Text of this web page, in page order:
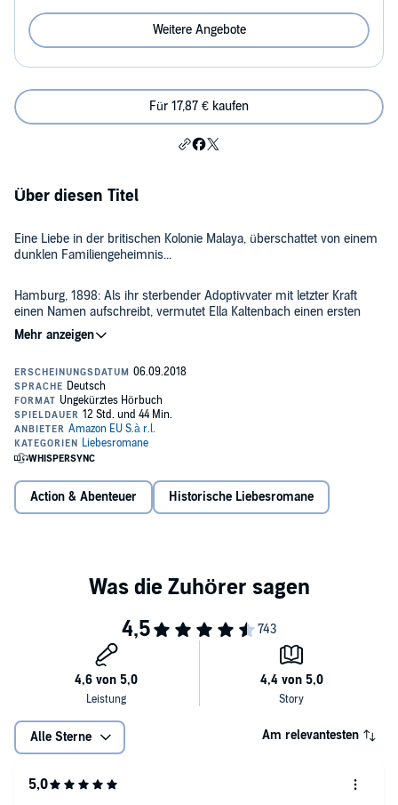
Weitere Angebote
Für 17,87 € kaufen
Über diesen Titel
Eine Liebe in der britischen Kolonie Malaya, überschattet von einem
dunklen Familiengeheimnis...
Hamburg, 1898: Als ihr sterbender Adoptivvater mit letzter Kraft
einen Namen aufschreibt, vermutet Ella Kaltenbach einen ersten
Hinweis über ihre wahre Abstammung. Heißt so ihr leiblicher Vater
und was hat es mit den jahrelangen Zahlungen aus der britischen
auf der Suche nach Antworten in das ferne Land zu reisen.
Die Spuren führen zur Kautschukplantage der Fosters. Dort gerät
Ella zwischen die Fronten der britischen Kolonialmacht und des
malaiischen Widerstandes, begegnet aber auch einer großen Liebe.
Doch es gibt jemanden, der vor nichts zurückschreckt, um die
Wahrheit über Ellas Wurzeln für immer im Dunkel des Regenwaldes
zu belassen...
Audible.
©2017 Amazon EU S.à r.l. (P)2018 Audible Studios
Action & Abenteuer Historische Liebesromane
Alle Sterne Am relevantesten